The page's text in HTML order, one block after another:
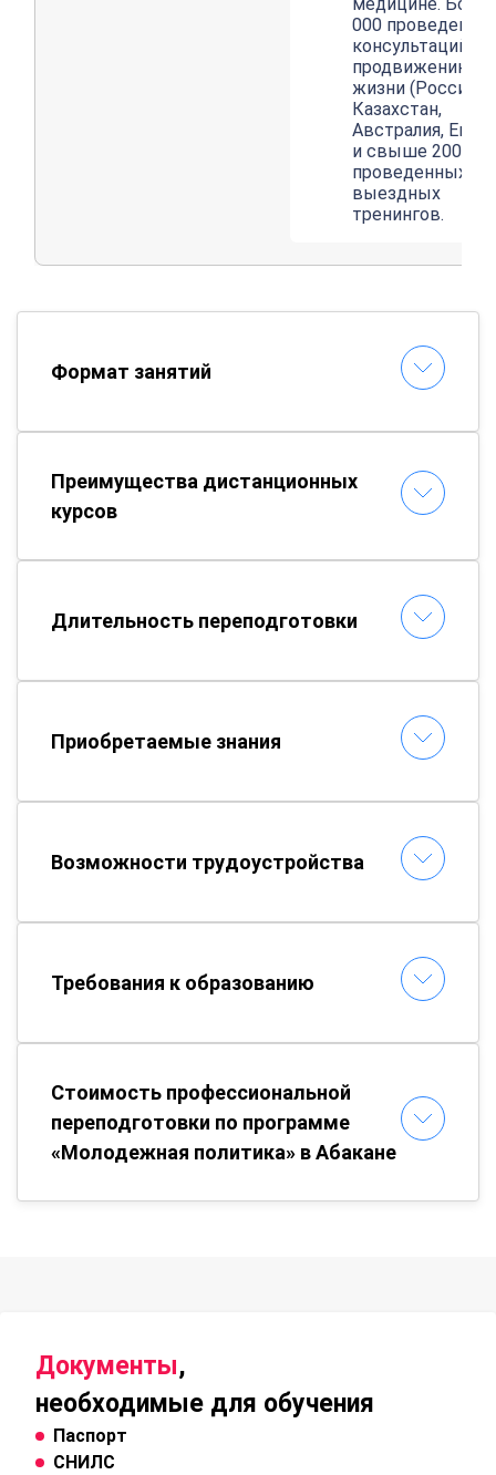
медицине.
000
консультаций по
продвижению в
жизни (Россия,
Казахстан,
Австралия,
и свыше 200
проведенных
выездных
тренингов.
Формат занятий
Преимущества дистанционных
курсов
Длительность переподготовки
Приобретаемые знания
Возможности трудоустройства
Требования к образованию
Стоимость профессиональной
переподготовки по программе
«Молодежная политика» в Абакане
Документы,
необходимые для обучения
Паспорт
СНИЛС